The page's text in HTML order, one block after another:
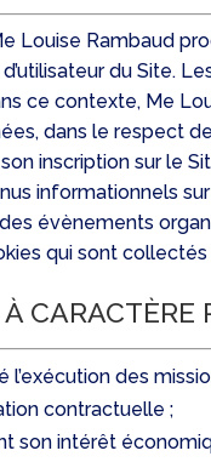
Louise Rambaud
du Site.
ce contexte, Me
dans le respect
inscription sur le
informationnels
évènements
qui sont
CARACTÈRE
des
contractuelle ;
intérêt